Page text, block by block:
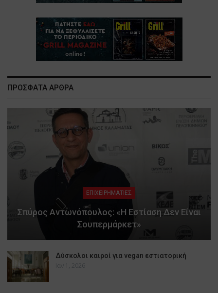
ΠΡΟΣΦΑΤΑ ΑΡΘΡΑ
ΕΠΙΧΕΙΡΗΜΑΤΙΕΣ
Σπύρος Αντωνόπουλος: «Η Εστίαση Δεν Είναι
Σουπερμάρκετ»
Δύσκολοι καιροί για vegan εστιατορική
Ιαν 1, 2026